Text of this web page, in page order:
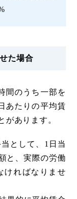
た場合
間のうち一部を
あたりの平均賃
があります。
として、1日当
と、実際の労働
ければなりませ